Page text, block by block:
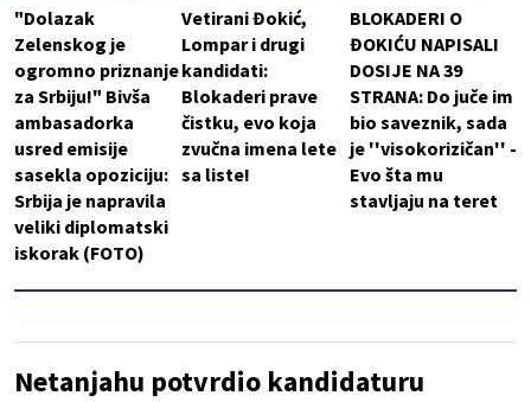
"Dolazak
Zelenskog je
ogromno priznanje
za Srbiju!" Bivša
ambasadorka
usred emisije
sasekla opoziciju:
Srbija je napravila
veliki diplomatski
iskorak (FOTO)
Vetirani Đokić,
Lompar i drugi
kandidati:
Blokaderi prave
čistku, evo koja
zvučna imena lete
sa liste!
BLOKADERI O
ĐOKIĆU NAPISALI
DOSIJE NA 39
STRANA: Do juče im
bio saveznik, sada
je ''visokorizičan'' -
Evo šta mu
stavljaju na teret
Netanjahu potvrdio kandidaturu